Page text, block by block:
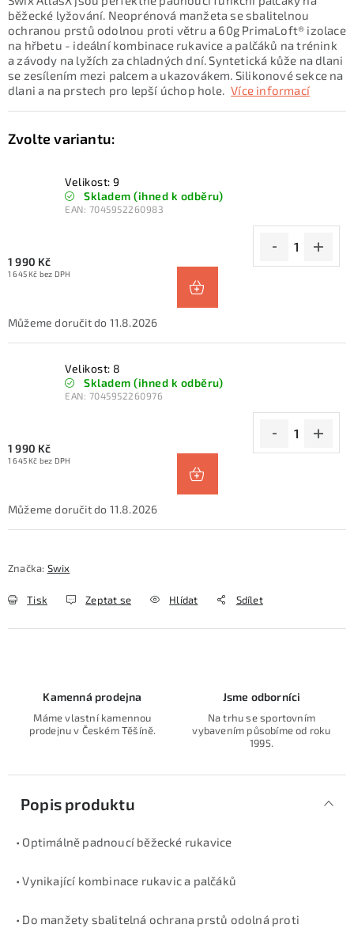
běžecké lyžování. Neoprénová manžeta se sbalitelnou
ochranou prstů odolnou proti větru a 60g PrimaLoft® izolace
na hřbetu - ideální kombinace rukavice a palčáků na trénink
a závody na lyžích za chladných dní. Syntetická kůže na dlani
se zesílením mezi palcem a ukazovákem. Silikonové sekce na
dlani a na prstech pro lepší úchop hole. Více informací
Velikost: 9
Skladem (ihned k odběru)
EAN: 7045952260983
1 990 Kč
1 645 Kč bez DPH
11.8.2026
Velikost: 8
Skladem (ihned k odběru)
EAN: 7045952260976
1 990 Kč
1 645 Kč bez DPH
11.8.2026
Značka: Swix
Tisk Zeptat se Hlídat Sdílet
Kamenná prodejna
Máme vlastní kamennou
prodejnu v Českém Těšíně.
Jsme odborníci
Na trhu se sportovním
vybavením působíme od roku
1995.
Popis produktu
• Optimálně padnoucí běžecké rukavice
• Vynikající kombinace rukavic a palčáků
• Do manžety sbalitelná ochrana prstů odolná proti